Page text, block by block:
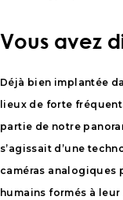
Vous avez
Déjà bien implantée
lieux de forte
partie de notre
s’agissait d’une
caméras analogiques
humains formés à